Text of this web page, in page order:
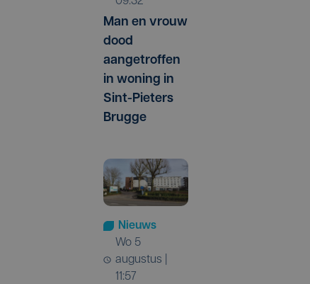
Man en vrouw
dood
aangetroffen
in woning in
Sint-Pieters
Brugge
Nieuws
wo 5
augustus |
11:57